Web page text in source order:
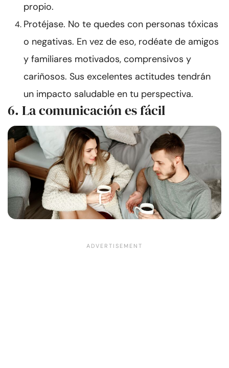
propio.
Protéjase. No te quedes con personas tóxicas
o negativas. En vez de eso, rodéate de amigos
y familiares motivados, comprensivos y
cariñosos. Sus excelentes actitudes tendrán
un impacto saludable en tu perspectiva.
6. La comunicación es fácil